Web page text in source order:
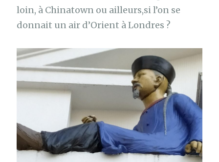
loin, à Chinatown ou ailleurs,si l’on se
donnait un air d’Orient à Londres ?